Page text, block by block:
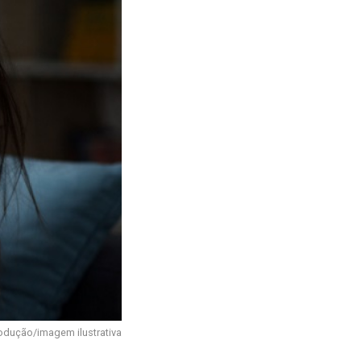
imagem ilustrativa